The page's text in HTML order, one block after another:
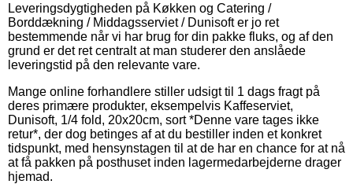
Leveringsdygtigheden på Køkken og Catering /
Borddækning / Middagsserviet / Dunisoft er jo ret
bestemmende når vi har brug for din pakke fluks, og af den
grund er det ret centralt at man studerer den anslåede
leveringstid på den relevante vare.
Mange online forhandlere stiller udsigt til 1 dags fragt på
deres primære produkter, eksempelvis Kaffeserviet,
Dunisoft, 1/4 fold, 20x20cm, sort *Denne vare tages ikke
retur*, der dog betinges af at du bestiller inden et konkret
tidspunkt, med hensynstagen til at de har en chance for at nå
at få pakken på posthuset inden lagermedarbejderne drager
hjemad.